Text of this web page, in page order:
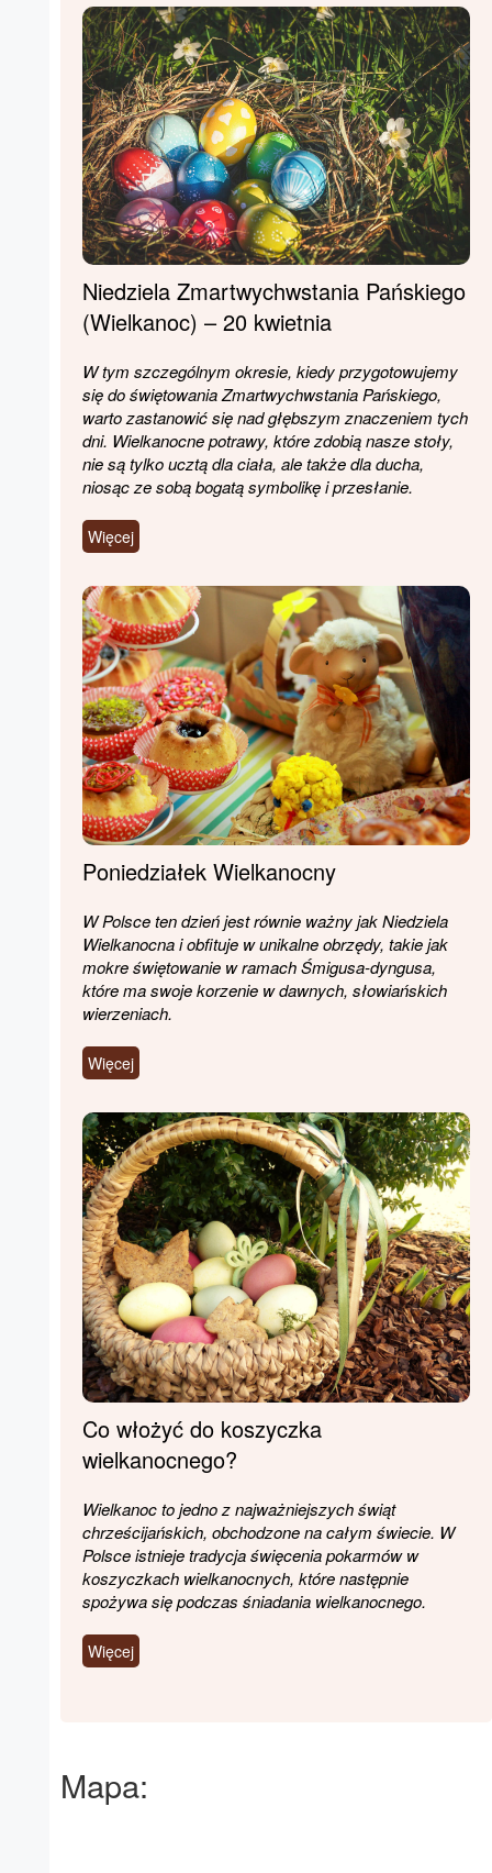
Niedziela Zmartwychwstania Pańskiego
(Wielkanoc) – 20 kwietnia
W tym szczególnym okresie, kiedy przygotowujemy
się do świętowania Zmartwychwstania Pańskiego,
warto zastanowić się nad głębszym znaczeniem tych
dni. Wielkanocne potrawy, które zdobią nasze stoły,
nie są tylko ucztą dla ciała, ale także dla ducha,
niosąc ze sobą bogatą symbolikę i przesłanie.
Więcej
Poniedziałek Wielkanocny
W Polsce ten dzień jest równie ważny jak Niedziela
Wielkanocna i obfituje w unikalne obrzędy, takie jak
mokre świętowanie w ramach Śmigusa-dyngusa,
które ma swoje korzenie w dawnych, słowiańskich
wierzeniach.
Więcej
Co włożyć do koszyczka
wielkanocnego?
Wielkanoc to jedno z najważniejszych świąt
chrześcijańskich, obchodzone na całym świecie. W
Polsce istnieje tradycja święcenia pokarmów w
koszyczkach wielkanocnych, które następnie
spożywa się podczas śniadania wielkanocnego.
Więcej
Mapa: